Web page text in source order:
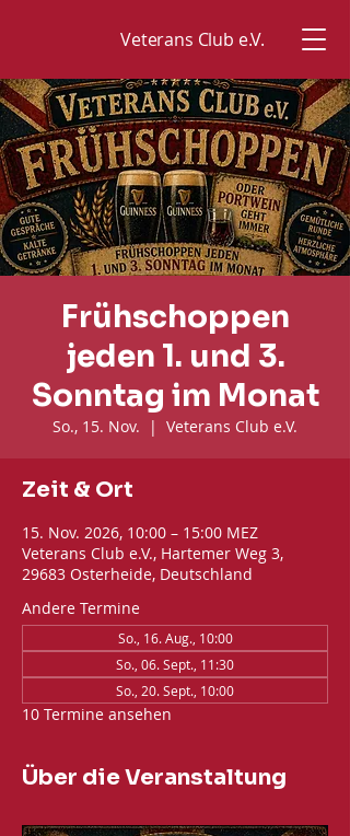
Veterans Club e.V.
Frühschoppen
jeden 1. und 3.
Sonntag im Monat
So., 15. Nov.
  |
Veterans Club e.V.
Zeit & Ort
15. Nov. 2026, 10:00 – 15:00 MEZ
Veterans Club e.V., Hartemer Weg 3,
29683 Osterheide, Deutschland
Andere Termine
So., 16. Aug., 10:00
So., 06. Sept., 11:30
So., 20. Sept., 10:00
10 Termine ansehen
Über die Veranstaltung